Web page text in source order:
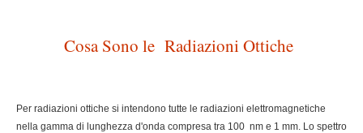
Cosa Sono le Radiazioni Ottiche
Per radiazioni ottiche si intendono tutte le radiazioni elettromagnetiche
nella gamma di lunghezza d'onda compresa tra 100 nm e 1 mm. Lo spettro